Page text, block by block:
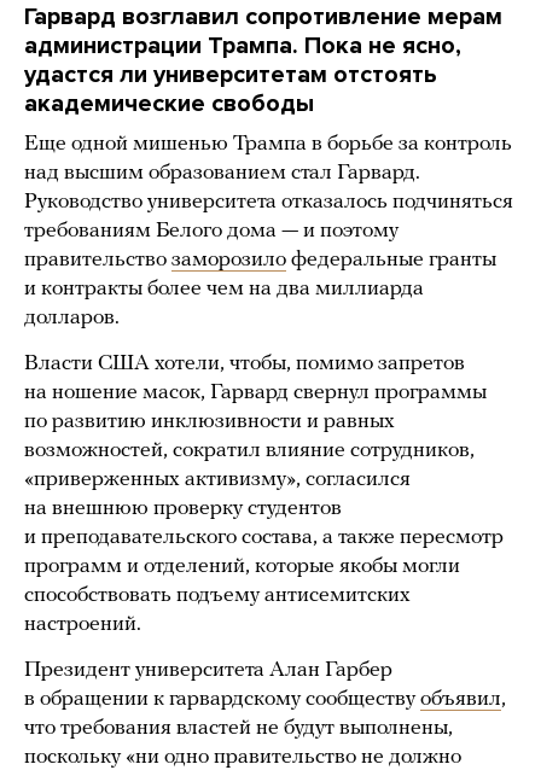
Гарвард возглавил сопротивление мерам
администрации Трампа. Пока не ясно,
удастся ли университетам отстоять
академические свободы
Еще одной мишенью Трампа в борьбе за контроль
над высшим образованием стал Гарвард.
Руководство университета отказалось подчиняться
требованиям Белого дома — и поэтому
правительство заморозило федеральные гранты
и контракты более чем на два миллиарда
долларов.
Власти США хотели, чтобы, помимо запретов
на ношение масок, Гарвард свернул программы
по развитию инклюзивности и равных
возможностей, сократил влияние сотрудников,
«приверженных активизму», согласился
на внешнюю проверку студентов
и преподавательского состава, а также пересмотр
программ и отделений, которые якобы могли
способствовать подъему антисемитских
настроений.
Президент университета Алан Гарбер
в обращении к гарвардскому сообществуобъявил,
что требования властей не будут выполнены,
поскольку «ни одно правительство не должно